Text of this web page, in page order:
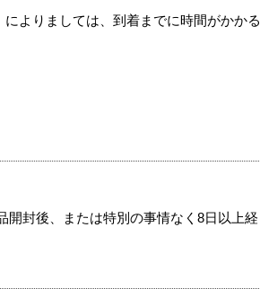
よりましては、到着までに時間がかかる
開封後、または特別の事情なく8日以上経